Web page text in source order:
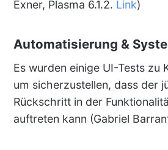
Exner, Plasma 6.1.2. Link)
Automatisierung &
Es wurden einige UI-Tests zu
um sicherzustellen, dass der
Rückschritt in der
auftreten kann (Gabriel